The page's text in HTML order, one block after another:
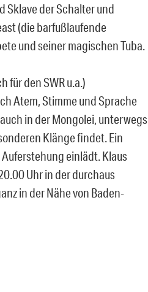
Sklave der Schalter und
(die barfußlaufende
und seiner magischen Tuba.
für den SWR u.a.)
Atem, Stimme und Sprache
in der Mongolei, unterwegs
Klänge findet. Ein
Auferstehung einlädt. Klaus
Uhr in der durchaus
in der Nähe von Baden-